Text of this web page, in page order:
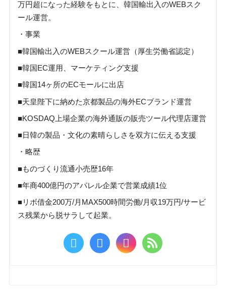
万円超になった経験をもとに、韓国輸出入のWEBスク
ール運営。
・事業
■韓国輸出入のWEBスクール運営（厚生労働省認定）
■韓国EC運用、マーケティング支援
■韓国14ヶ所のECモールに出店
■天皇陛下に納めた京都製品の海外ECブランド運営
■KOSDAQ上場企業の海外通販の販売ツール代理店運営
■日韓の製品・文化の素晴らしさを双方に伝える支援
・略歴
■ものづくり流通小売歴16年
■年商400億円のアパレル企業で営業成績1位
■リボ借金200万/月MAX500時間労働/月収19万円/サービ
ス残業から脱サラして起業。